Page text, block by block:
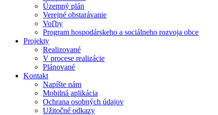
Územný plán
Verejné obstarávanie
Voľby
Program hospodárskeho a sociálneho rozvoja obce
Projekty
Realizované
V procese realizácie
Plánované
Kontakt
Napíšte nám
Mobilná aplikácia
Ochrana osobných údajov
Užitočné odkazy